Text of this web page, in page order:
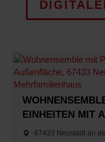
EINHEITEN MIT
67433 Neustadt an